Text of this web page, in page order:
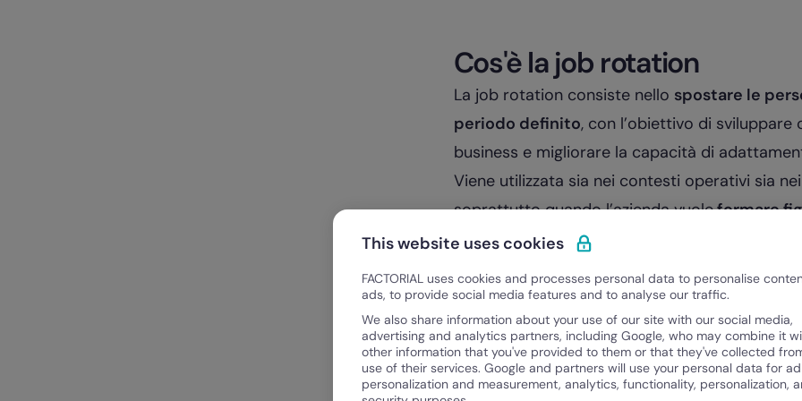
Cos'è la job rotation
La job rotation consiste nello spostare le
periodo definito, con l’obiettivo di sviluppare
business e migliorare la capacità di
Viene utilizzata sia nei contesti operativi sia
soprattutto quando l’azienda vuoleformare
solo ruolo.
Funziona davvero quando ogni passaggio ha
la persona sia per l’organizzazione. Per
percorso strutturato con obiettivi,
Leprincipali modalità di job rotationsi
tipo di spostamento:
This website uses cookies
FACTORIAL uses cookies and processes personal data to personalise
ads, to provide social media features and to analyse our traffic.
We also share information about your use of our site with our social media,
advertising and analytics partners, including Google, who may combine it
other information that you've provided to them or that they've collected
use of their services. Google and partners will use your personal data for ad
personalization and measurement, analytics, functionality, personalization,